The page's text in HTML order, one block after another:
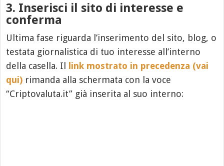
3. Inserisci il sito di interesse e
conferma
Ultima fase riguarda l’inserimento del sito, blog, o
testata giornalistica di tuo interesse all’interno
della casella. Il link mostrato in precedenza (vai
qui) rimanda alla schermata con la voce
“Criptovaluta.it” già inserita al suo interno: